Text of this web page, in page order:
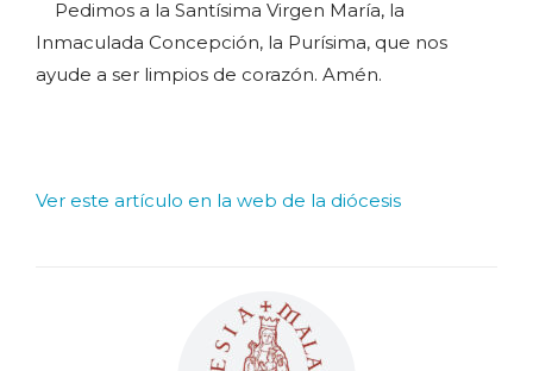
Pedimos a la Santísima Virgen María, la
Inmaculada Concepción, la Purísima, que nos
ayude a ser limpios de corazón. Amén.
Ver este artículo en la web de la diócesis